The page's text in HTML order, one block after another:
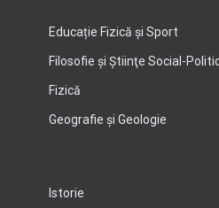
Educație Fizică și Sport
Filosofie şi Ştiinţe Social-
Fizică
Geografie şi Geologie
Istorie